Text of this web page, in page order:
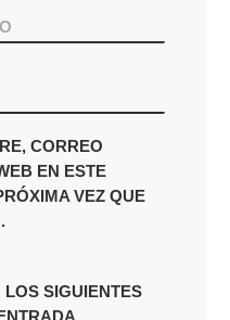
CORREO
EN ESTE
VEZ QUE
SIGUIENTES